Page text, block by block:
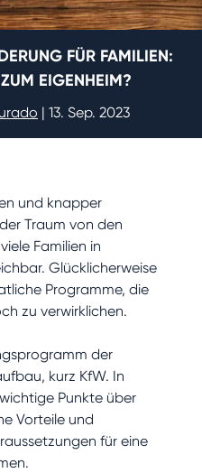
FÜR FAMILIEN:
EIGENHEIM?
| 13. Sep. 2023
und knapper
Traum von den
Familien in
Glücklicherweise
Programme, die
zu verwirklichen.
der
kurz KfW. In
Punkte über
Vorteile und
für eine